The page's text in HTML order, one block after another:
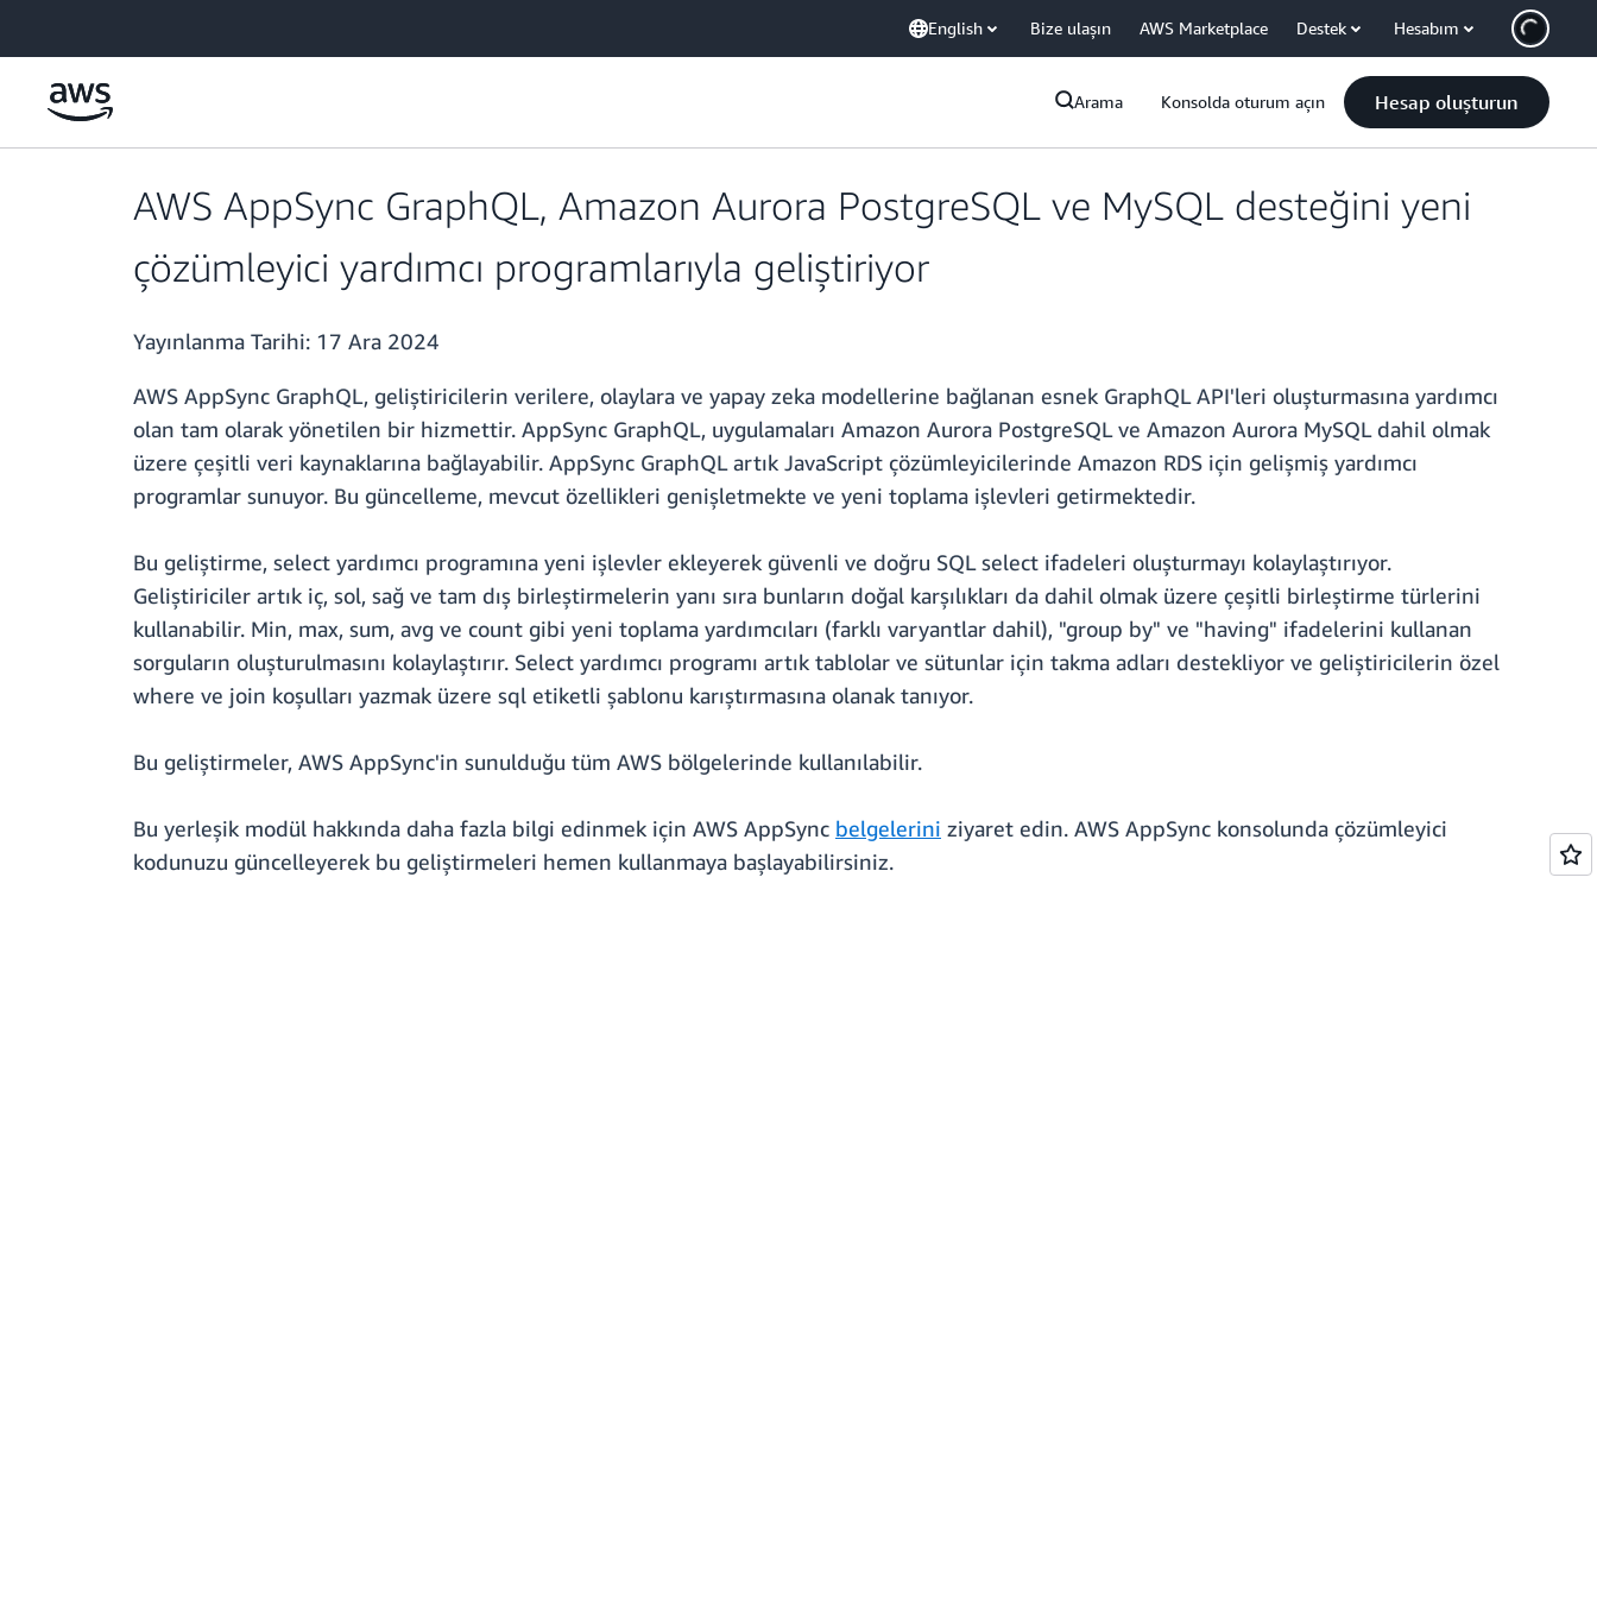
English Bize ulaşın AWS Marketplace Destek Hesabım
Arama Konsolda oturum açın Hesap oluşturun
AWS AppSync GraphQL, Amazon Aurora PostgreSQL ve MySQL desteğini yeni
çözümleyici yardımcı programlarıyla geliştiriyor
Yayınlanma Tarihi: 17 Ara 2024
AWS AppSync GraphQL, geliştiricilerin verilere, olaylara ve yapay zeka modellerine bağlanan esnek GraphQL API'leri oluşturmasına yardımcı
olan tam olarak yönetilen bir hizmettir. AppSync GraphQL, uygulamaları Amazon Aurora PostgreSQL ve Amazon Aurora MySQL dahil olmak
üzere çeşitli veri kaynaklarına bağlayabilir. AppSync GraphQL artık JavaScript çözümleyicilerinde Amazon RDS için gelişmiş yardımcı
programlar sunuyor. Bu güncelleme, mevcut özellikleri genişletmekte ve yeni toplama işlevleri getirmektedir.
Bu geliştirme, select yardımcı programına yeni işlevler ekleyerek güvenli ve doğru SQL select ifadeleri oluşturmayı kolaylaştırıyor.
Geliştiriciler artık iç, sol, sağ ve tam dış birleştirmelerin yanı sıra bunların doğal karşılıkları da dahil olmak üzere çeşitli birleştirme türlerini
kullanabilir. Min, max, sum, avg ve count gibi yeni toplama yardımcıları (farklı varyantlar dahil), "group by" ve "having" ifadelerini kullanan
sorguların oluşturulmasını kolaylaştırır. Select yardımcı programı artık tablolar ve sütunlar için takma adları destekliyor ve geliştiricilerin özel
where ve join koşulları yazmak üzere sql etiketli şablonu karıştırmasına olanak tanıyor.
Bu geliştirmeler, AWS AppSync'in sunulduğu tüm AWS bölgelerinde kullanılabilir.
Bu yerleşik modül hakkında daha fazla bilgi edinmek için AWS AppSync belgelerini ziyaret edin. AWS AppSync konsolunda çözümleyici
kodunuzu güncelleyerek bu geliştirmeleri hemen kullanmaya başlayabilirsiniz.